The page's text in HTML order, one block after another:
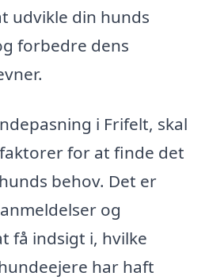
udvikle din hunds
forbedre dens
i Frifelt, skal
for at finde det
behov. Det er
og
få indsigt i, hvilke
har haft